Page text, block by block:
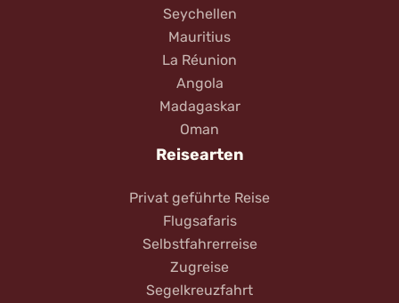
Seychellen
Mauritius
La Réunion
Angola
Madagaskar
Oman
Reisearten
Privat geführte Reise
Flugsafaris
Selbstfahrerreise
Zugreise
Segelkreuzfahrt